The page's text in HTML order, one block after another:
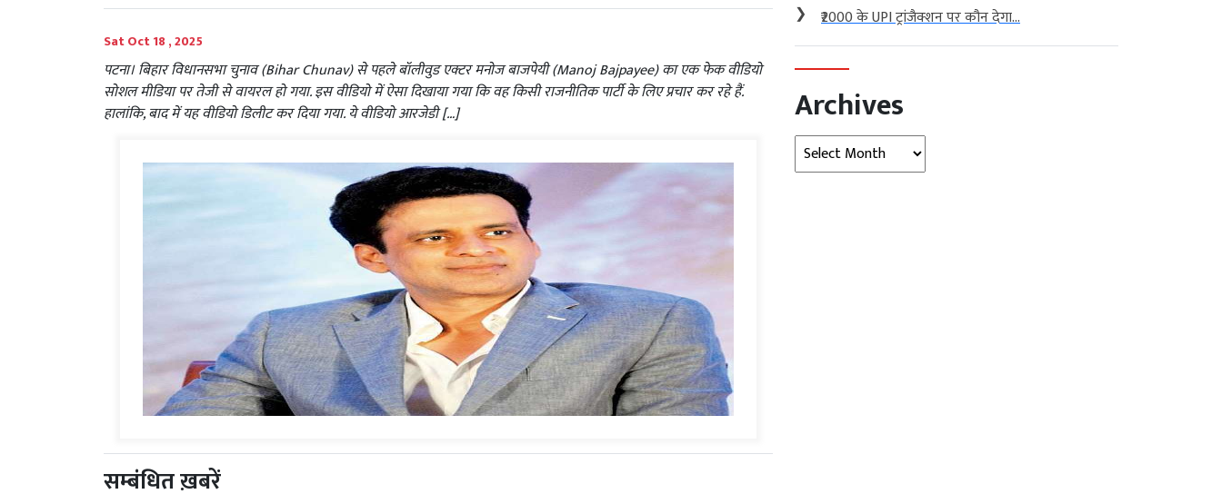
Sat Oct 18 , 2025
पटना। बिहार विधानसभा चुनाव (Bihar Chunav) से पहले बॉलीवुड एक्टर मनोज बाजपेयी (Manoj Bajpayee) का एक फेक वीडियो
सोशल मीडिया पर तेजी से वायरल हो गया. इस वीडियो में ऐसा दिखाया गया कि वह किसी राजनीतिक पार्टी के लिए प्रचार कर रहे हैं.
हालांकि, बाद में यह वीडियो डिलीट कर दिया गया. ये वीडियो आरजेडी […]
सम्बंधित ख़बरें
❯ ₹2000 के UPI ट्रांजैक्शन पर कौन देगा...
Archives
Archives